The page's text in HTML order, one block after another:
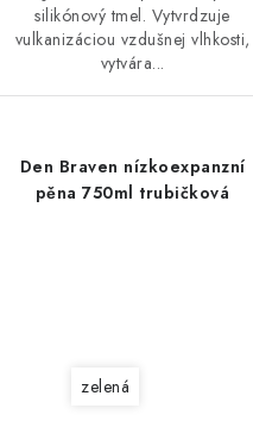
silikónový tmel. Vytvrdzuje
vulkanizáciou vzdušnej vlhkosti,
vytvára...
Den Braven nízkoexpanzní
pěna 750ml trubičková
zelená